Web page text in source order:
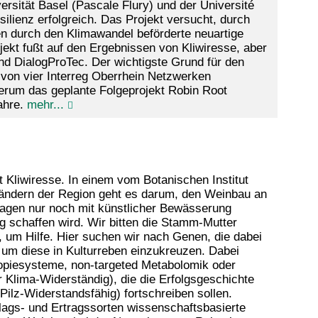
Basel (Pascale Flury) und der Université
erfolgreich. Das Projekt versucht, durch
durch den Klimawandel beförderte neuartige
fußt auf den Ergebnissen von Kliwiresse, aber
DialogProTec. Der wichtigste Grund für den
vier Interreg Oberrhein Netzwerken
das geplante Folgeprojekt Robin Root
mehr...
In einem vom Botanischen Institut
der Region geht es darum, den Weinbau an
nur noch mit künstlicher Bewässerung
schaffen wird. Wir bitten die Stamm-Mutter
Hilfe. Hier suchen wir nach Genen, die dabei
diese in Kulturreben einzukreuzen. Dabei
non-targeted Metabolomik oder
Widerständig), die die Erfolgsgeschichte
Widerstandsfähig) fortschreiben sollen.
und Ertragssorten wissenschaftsbasierte